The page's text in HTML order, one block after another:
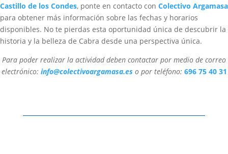
Castillo de los Condes, ponte en contacto con Colectivo Argamasa
para obtener más información sobre las fechas y horarios
disponibles. No te pierdas esta oportunidad única de descubrir la
historia y la belleza de Cabra desde una perspectiva única.
Para poder realizar la actividad deben contactar por medio de correo
electrónico: info@colectivoargamasa.eso por teléfono: 696 75 40 31